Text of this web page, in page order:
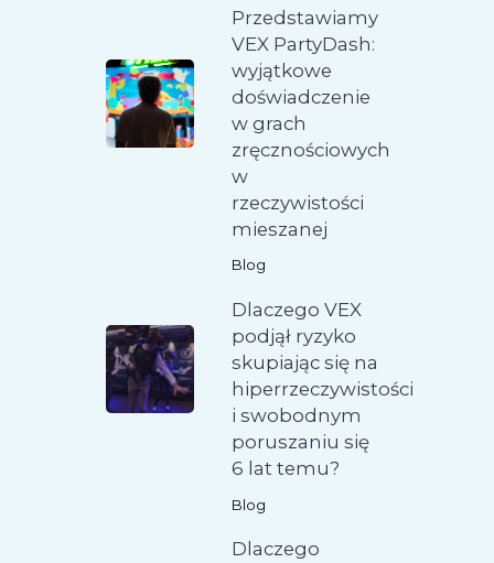
Przedstawiamy
VEX PartyDash:
wyjątkowe
doświadczenie
w grach
zręcznościowych
w
rzeczywistości
mieszanej
Blog
Dlaczego VEX
podjął ryzyko
skupiając się na
hiperrzeczywistości
i swobodnym
poruszaniu się
6 lat temu?
Blog
Dlaczego